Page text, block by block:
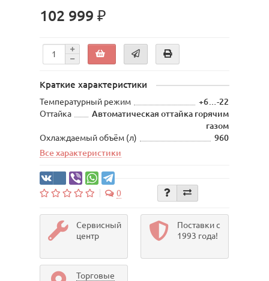
102 999 ₽
Краткие характеристики
Температурный режим
+6…-22
Оттайка
Автоматическая оттайка горячим
газом
Охлаждаемый объём (л)
960
Все характеристики
0
Сервисный
центр
Поставки с
1993 года!
Торговые